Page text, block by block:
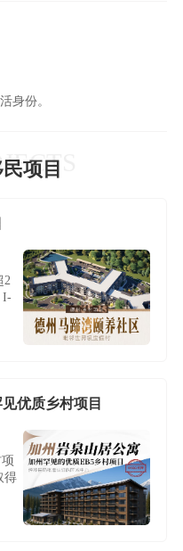
身份。
项目
2
I-
优质乡村项目
得